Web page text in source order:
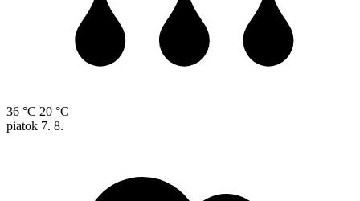
36 °C 20 °C
piatok 7. 8.